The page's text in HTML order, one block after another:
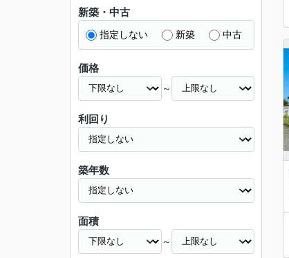
新築・中古
指定しない 新築 中古
価格
～
利回り
築年数
面積
～